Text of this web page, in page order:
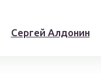
Сергей Алдонин